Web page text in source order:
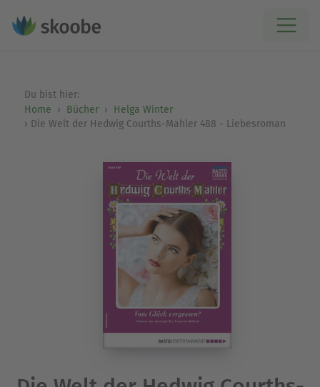
Du bist hier:
Home
Bücher
Helga Winter
Die Welt der Hedwig Courths-Mahler 488 - Liebesroman